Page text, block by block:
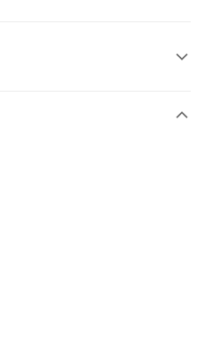
FPS
惠
上免運費